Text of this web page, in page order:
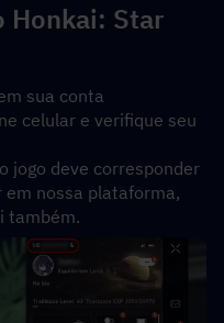
Honkai: Star
sua conta
celular e verifique seu
jogo deve corresponder
em nossa plataforma,
também.